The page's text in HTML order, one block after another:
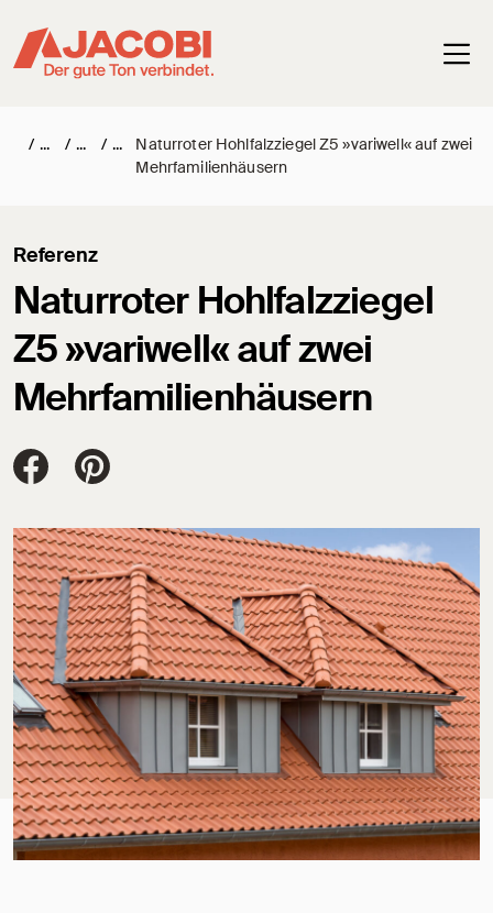
/ / /
Naturroter Hohlfalzziegel Z5 »variwell« auf zwei
Mehrfamilienhäusern
Naturroter Hohlfalzziegel
Z5 »variwell« auf zwei
Mehrfamilienhäusern
Referenz
Jacobi Dachziegel auf FaceBook
Jacobi Dachziegel auf Pinterest